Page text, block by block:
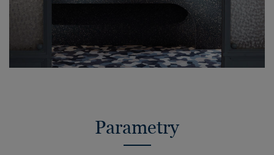
Parametry